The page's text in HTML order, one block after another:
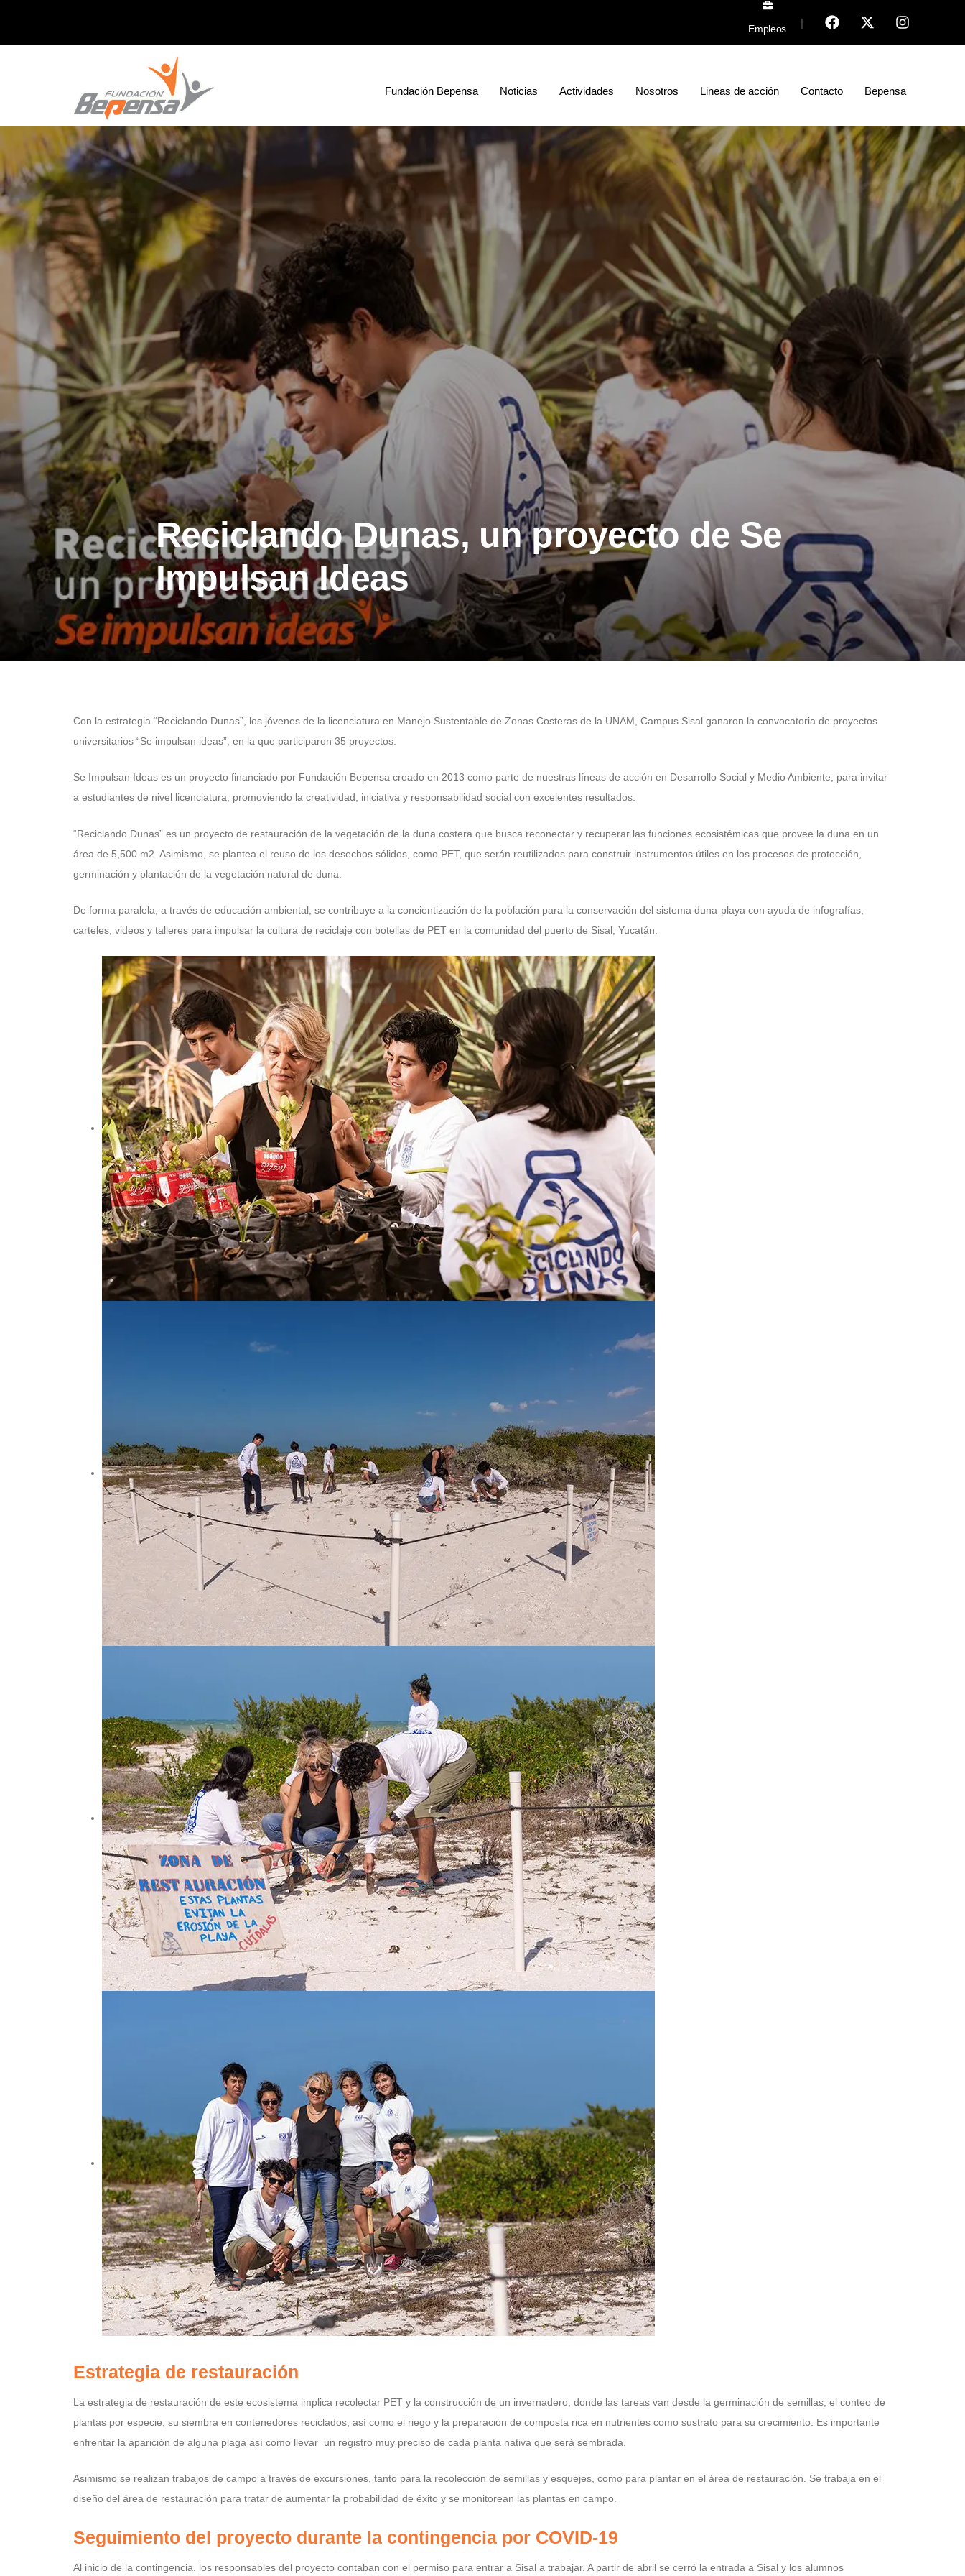
Empleos |
Fundación Bepensa Noticias Actividades Nosotros Lineas de acción Contacto Bepensa
Reciclando Dunas, un proyecto de Se
Impulsan Ideas
Con la estrategia “Reciclando Dunas”, los jóvenes de la licenciatura en Manejo Sustentable de Zonas Costeras de la UNAM, Campus Sisal ganaron la convocatoria de proyectos
universitarios “Se impulsan ideas”, en la que participaron 35 proyectos.
Se Impulsan Ideas es un proyecto financiado por Fundación Bepensa creado en 2013 como parte de nuestras líneas de acción en Desarrollo Social y Medio Ambiente, para invitar
a estudiantes de nivel licenciatura, promoviendo la creatividad, iniciativa y responsabilidad social con excelentes resultados.
“Reciclando Dunas” es un proyecto de restauración de la vegetación de la duna costera que busca reconectar y recuperar las funciones ecosistémicas que provee la duna en un
área de 5,500 m2. Asimismo, se plantea el reuso de los desechos sólidos, como PET, que serán reutilizados para construir instrumentos útiles en los procesos de protección,
germinación y plantación de la vegetación natural de duna.
De forma paralela, a través de educación ambiental, se contribuye a la concientización de la población para la conservación del sistema duna-playa con ayuda de infografías,
carteles, videos y talleres para impulsar la cultura de reciclaje con botellas de PET en la comunidad del puerto de Sisal, Yucatán.
Estrategia de restauración
La estrategia de restauración de este ecosistema implica recolectar PET y la construcción de un invernadero, donde las tareas van desde la germinación de semillas, el conteo de
plantas por especie, su siembra en contenedores reciclados, así como el riego y la preparación de composta rica en nutrientes como sustrato para su crecimiento. Es importante
enfrentar la aparición de alguna plaga así como llevar un registro muy preciso de cada planta nativa que será sembrada.
Asimismo se realizan trabajos de campo a través de excursiones, tanto para la recolección de semillas y esquejes, como para plantar en el área de restauración. Se trabaja en el
diseño del área de restauración para tratar de aumentar la probabilidad de éxito y se monitorean las plantas en campo.
Seguimiento del proyecto durante la contingencia por COVID-19
Al inicio de la contingencia, los responsables del proyecto contaban con el permiso para entrar a Sisal a trabajar. A partir de abril se cerró la entrada a Sisal y los alumnos